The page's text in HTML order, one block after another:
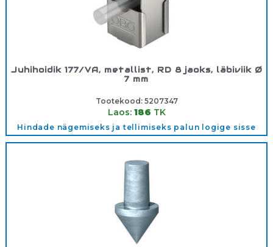
Juhihoidik 177/VA, metallist, RD 8 jaoks, läbiviik Ø
7 mm
Tootekood: 5207347
Laos: 186 TK
Hindade nägemiseks ja tellimiseks palun logige sisse